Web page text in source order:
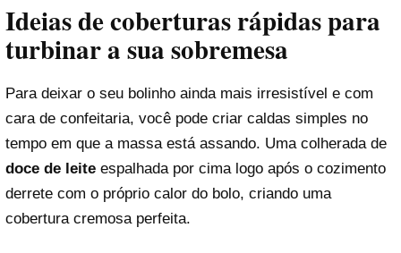
Ideias de coberturas rápidas para
turbinar a sua sobremesa
Para deixar o seu bolinho ainda mais irresistível e com
cara de confeitaria, você pode criar caldas simples no
tempo em que a massa está assando. Uma colherada de
doce de leite espalhada por cima logo após o cozimento
derrete com o próprio calor do bolo, criando uma
cobertura cremosa perfeita.